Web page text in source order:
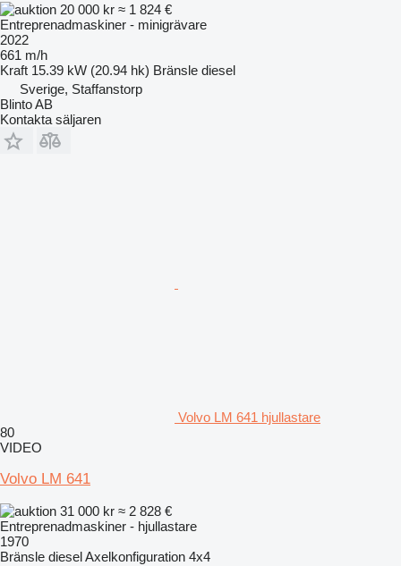
20 000 kr ≈ 1 824 €
Entreprenadmaskiner - minigrävare
2022
661 m/h
Kraft 15.39 kW (20.94 hk) Bränsle diesel
Sverige, Staffanstorp
Blinto AB
Kontakta säljaren
Volvo LM 641 hjullastare
80
VIDEO
Volvo LM 641
31 000 kr ≈ 2 828 €
Entreprenadmaskiner - hjullastare
1970
Bränsle dieselAxelkonfiguration 4x4